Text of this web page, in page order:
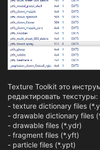
и
я
Texture Toolkit это
редактировать текстуры:
- texture dictionary files
- drawable dictionary files
- drawable files (*.ydr)
- fragment files (*.yft)
- particle files (*.ypt)